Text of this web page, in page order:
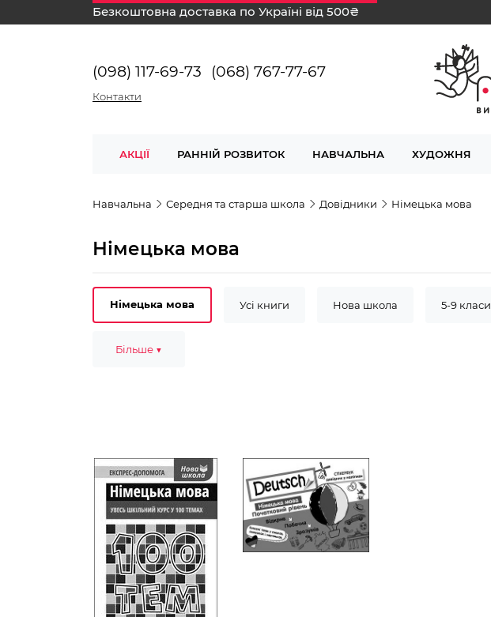
Безкоштовна доставка по Україні від 500₴
(098) 117-69-73 (068) 767-77-67
Контакти
АКЦІЇ РАННІЙ РОЗВИТОК НАВЧАЛЬНА ХУДОЖНЯ
Навчальна Середня та старша школа Довідники Німецька мова
Німецька мова
Усі книги Нова школа 5-9 класи
Комплексний тренажер
Німецька мова
Більше ▼